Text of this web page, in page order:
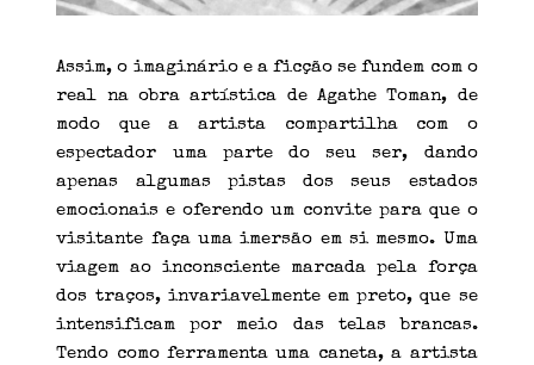
Assim, o imaginário e a ficção se fundem com o
real na obra artística de Agathe Toman, de
modo que a artista compartilha com o
espectador uma parte do seu ser, dando
apenas algumas pistas dos seus estados
emocionais e oferendo um convite para que o
visitante faça uma imersão em si mesmo. Uma
viagem ao inconsciente marcada pela força
dos traços, invariavelmente em preto, que se
intensificam por meio das telas brancas.
Tendo como ferramenta uma caneta, a artista